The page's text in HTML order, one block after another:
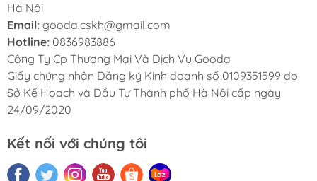
Hà Nội
Email: gooda.cskh@gmail.com
Hotline: 0836983886
Công Ty Cp Thương Mại Và Dịch Vụ Gooda
Giấy chứng nhận Đăng ký Kinh doanh số 0109351599 do
Sở Kế Hoạch và Đầu Tư Thành phố Hà Nội cấp ngày
24/09/2020
Kết nối với chúng tôi